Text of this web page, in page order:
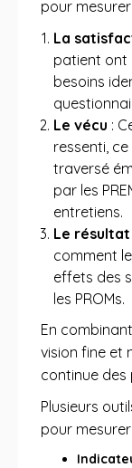
pour
La
patient ont
besoins
Le vécu :
ressenti,
traversé
par les
entretiens.
Le
comment
effets des
les PROMs.
En
vision fine et
continue des
Plusieurs
pour